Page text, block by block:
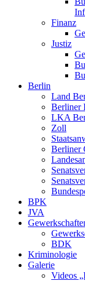
Finanz
Justiz
Berlin
Land
Berliner
LKA
Zoll
Berliner
BPK
JVA
BDK
Kriminologie
Galerie
Videos